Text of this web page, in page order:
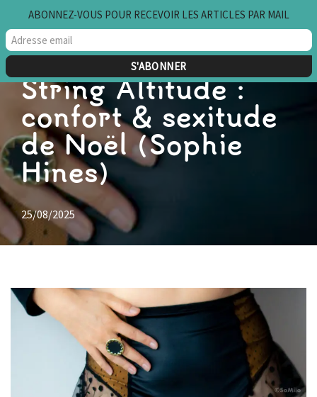
Aller
au
String Altitude :
confort & sexitude
de Noël (Sophie
Hines)
25/08/2025
ABONNEZ-VOUS POUR RECEVOIR LES ARTICLES PAR MAIL